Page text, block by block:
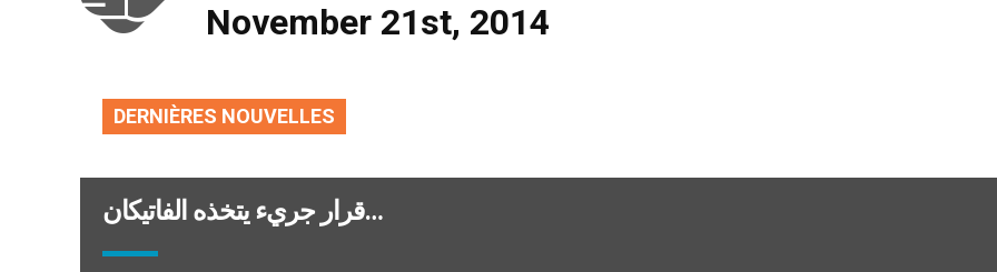
November 21st, 2014
DERNIÈRES NOUVELLES
قرار جريء يتخذه الفاتيكان…